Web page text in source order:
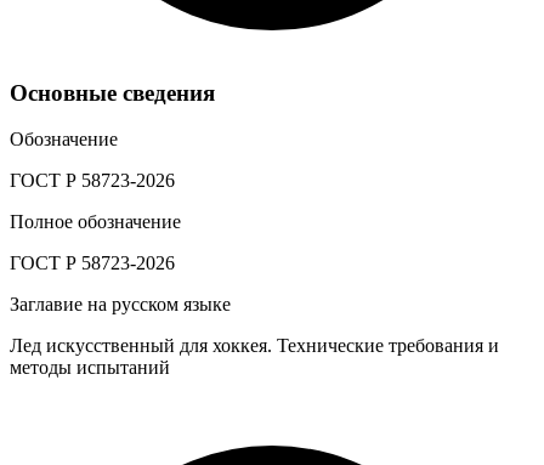
Основные сведения
Обозначение
ГОСТ Р 58723-2026
Полное обозначение
ГОСТ Р 58723-2026
Заглавие на русском языке
Лед искусственный для хоккея. Технические требования и
методы испытаний